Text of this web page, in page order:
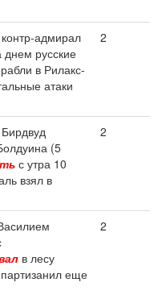
адмирал
днем русские
в Рилакс-
атаки
2
(5
с утра 10
взял в
2
в лесу
еще
2